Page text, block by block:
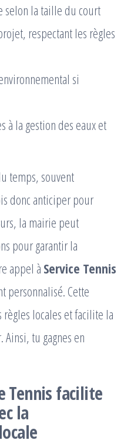
selon la taille du court
respectant les règles
si
à la gestion des eaux et
temps, souvent
donc anticiper pour
la mairie peut
pour garantir la
appel à Service Tennis
personnalisé. Cette
locales et facilite la
tu gagnes en
Tennis facilite
la